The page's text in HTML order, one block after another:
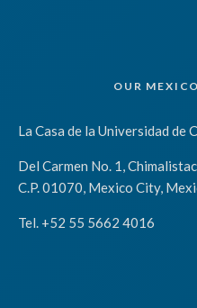
OUR
La Casa de la Universidad de
Del Carmen No. 1,
C.P. 01070, Mexico City,
Tel. +52 55 5662 4016